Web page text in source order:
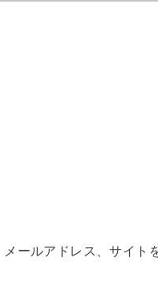
ールアドレス、サイト